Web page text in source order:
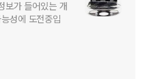
보가 들어있는 개
성에 도전중입